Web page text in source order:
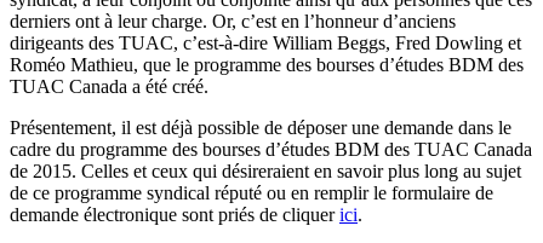
derniers ont à leur charge. Or, c’est en l’honneur d’anciens
dirigeants des TUAC, c’est-à-dire William Beggs, Fred Dowling et
Roméo Mathieu, que le programme des bourses d’études BDM des
TUAC Canada a été créé.
Présentement, il est déjà possible de déposer une demande dans le
cadre du programme des bourses d’études BDM des TUAC Canada
de 2015. Celles et ceux qui désireraient en savoir plus long au sujet
de ce programme syndical réputé ou en remplir le formulaire de
demande électronique sont priés de cliquerici.